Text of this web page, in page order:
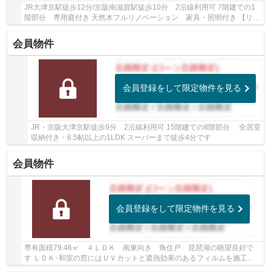
JR大津京駅徒歩12分/京阪南滋賀駅徒歩10分 2沿線利用可 7階建ての1
階部分 専用庭付き 天然木フルリノベーション 家具・照明付き 【リノ
ベーション】2026年6月25日完成 キッチン・...
会員物件
会員登録をして限定物件を見る
JR・京阪大津京駅徒歩9分 2沿線利用可 15階建ての8階部分 全居室
収納付き・6.5帖以上の1LDK スーパーまで徒歩4分です
会員物件
会員登録をして限定物件を見る
専有面積79.46㎡ ４ＬＤＫ 南東向き 角住戸 琵琶湖の眺望良好で
す ＬＤＫ･和室の窓にはＵＶカットと遮熱効果のあるフィルムを施工済